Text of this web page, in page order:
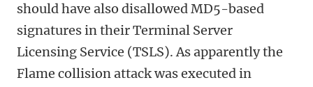
should have also disallowed MD5-based
signatures in their Terminal Server
Licensing Service (TSLS). As apparently the
Flame collision attack was executed in